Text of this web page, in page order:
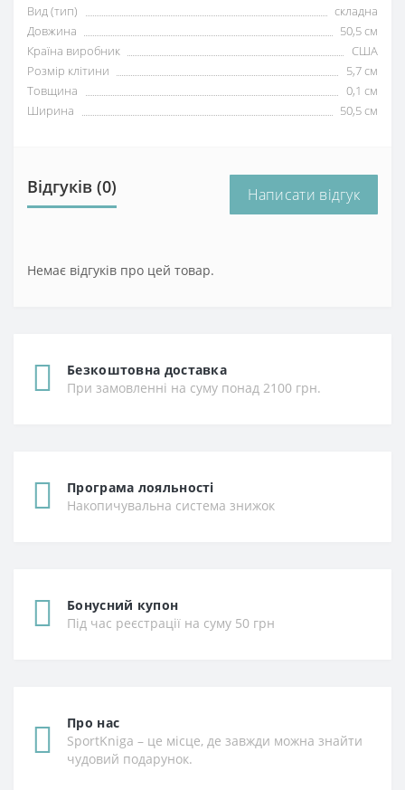
Вид (тип)
складна
Довжина
50,5 см
Країна виробник
США
Розмір клітини
5,7 см
Товщина
0,1 см
Ширина
50,5 см
Відгуків (0) Написати відгук
Немає відгуків про цей товар.
Безкоштовна доставка
При замовленні на суму понад 2100 грн.
Програма лояльності
Накопичувальна система знижок
Бонусний купон
Під час реєстрації на суму 50 грн
Про нас
SportKniga – це місце, де завжди можна знайти
чудовий подарунок.